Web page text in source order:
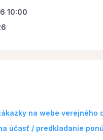
10:00
na webe verejného
účasť / predkladanie